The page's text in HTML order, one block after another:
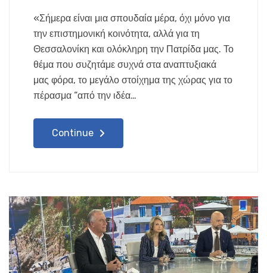
«Σήμερα είναι μια σπουδαία μέρα, όχι μόνο για
την επιστημονική κοινότητα, αλλά για τη
Θεσσαλονίκη και ολόκληρη την Πατρίδα μας. Το
θέμα που συζητάμε συχνά στα αναπτυξιακά
μας φόρα, το μεγάλο στοίχημα της χώρας για το
πέρασμα “από την ιδέα…
Continue